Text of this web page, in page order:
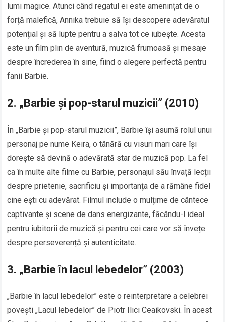
lumi magice. Atunci când regatul ei este amenințat de o
forță malefică, Annika trebuie să își descopere adevăratul
potențial și să lupte pentru a salva tot ce iubește. Acesta
este un film plin de aventură, muzică frumoasă și mesaje
despre încrederea în sine, fiind o alegere perfectă pentru
fanii Barbie.
2. „Barbie și pop-starul muzicii” (2010)
În „Barbie și pop-starul muzicii”, Barbie își asumă rolul unui
personaj pe nume Keira, o tânără cu visuri mari care își
dorește să devină o adevărată star de muzică pop. La fel
ca în multe alte filme cu Barbie, personajul său învață lecții
despre prietenie, sacrificiu și importanța de a rămâne fidel
cine ești cu adevărat. Filmul include o mulțime de cântece
captivante și scene de dans energizante, făcându-l ideal
pentru iubitorii de muzică și pentru cei care vor să învețe
despre perseverență și autenticitate.
3. „Barbie în lacul lebedelor” (2003)
„Barbie în lacul lebedelor” este o reinterpretare a celebrei
povești „Lacul lebedelor” de Piotr Ilici Ceaikovski. În acest